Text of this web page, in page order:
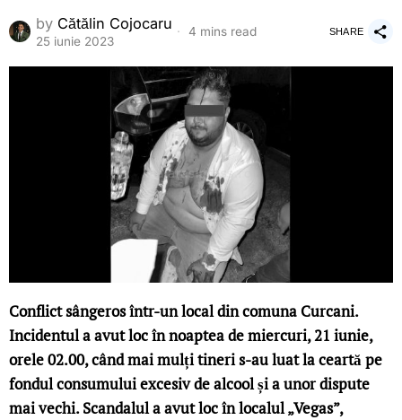
by Cătălin Cojocaru
25 iunie 2023
4 mins read SHARE
Conflict sângeros într-un local din comuna Curcani.
Incidentul a avut loc în noaptea de miercuri, 21 iunie,
orele 02.00, când mai mulți tineri s-au luat la ceartă pe
fondul consumului excesiv de alcool și a unor dispute
mai vechi. Scandalul a avut loc în localul „Vegas”,